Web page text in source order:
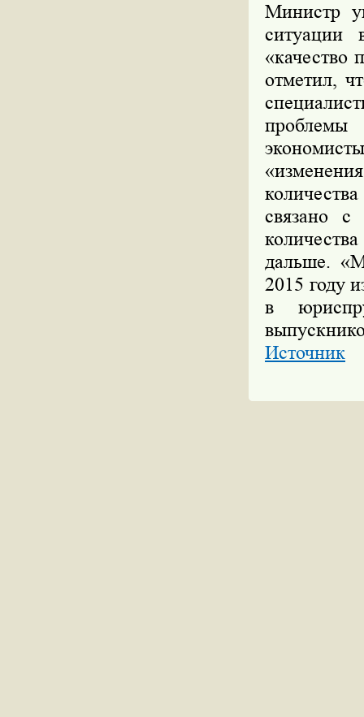
Министр
ситуации
«качество
отметил,
проблемы
связано с
дальше.
2015 году
в
Источник